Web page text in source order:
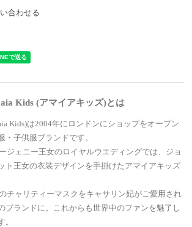
合わせる
Kids (アマイアキッズ)とは
Kids)は2004年にロンドンにショップをオープン
・子供服ブランドです。
ジェニー王女のロイヤルウエディングでは、ジョ
ト王女の衣装デザインを手掛けたアマイアキッズ
チャリティーマスクをキャサリン妃がご愛用され
ブランドに。これからも世界中のファンを魅了し